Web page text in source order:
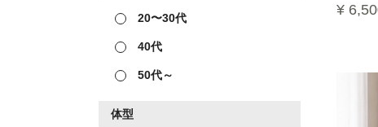
20〜30代
40代
50代～
体型
¥